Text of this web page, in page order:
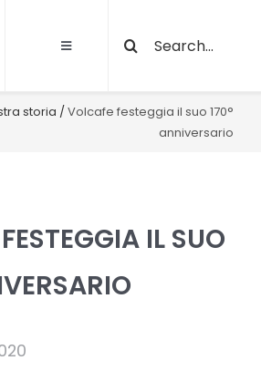
Toggle
Cerca
per:
storia /Volcafe festeggia il suo 170°
anniversario
IL SUO